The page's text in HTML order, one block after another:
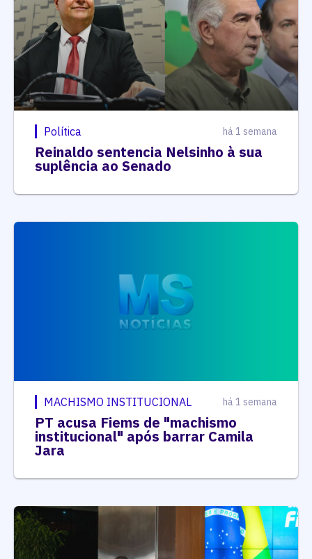
Política há 1 semana
Reinaldo sentencia Nelsinho à sua
suplência ao Senado
MACHISMO INSTITUCIONAL há 1 semana
PT acusa Fiems de "machismo
institucional" após barrar Camila
Jara